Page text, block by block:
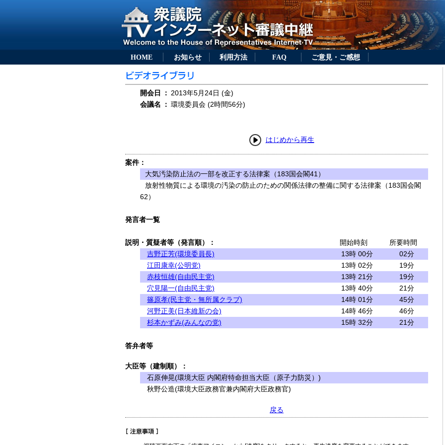
HOME お知らせ 利用方法 FAQ ご意見・ご感想
開会日 ： 2013年5月24日 (金)
会議名
： 環境委員会 (2時間56分)
はじめから再生
案件：
大気汚染防止法の一部を改正する法律案（183国会閣41）
放射性物質による環境の汚染の防止のための関係法律の整備に関する法律案（183国会閣
62）
発言者一覧
説明・質疑者等（発言順）： 開始時刻
所要時間
吉野正芳(環境委員長)
13時 00分
02分
江田康幸(公明党)
13時 02分
19分
赤枝恒雄(自由民主党)
13時 21分
19分
穴見陽一(自由民主党)
13時 40分
21分
篠原孝(民主党・無所属クラブ)
14時 01分
45分
河野正美(日本維新の会)
14時 46分
46分
杉本かずみ(みんなの党)
15時 32分 21分
答弁者等
大臣等（建制順）：
石原伸晃(環境大臣 内閣府特命担当大臣（原子力防災）)
秋野公造(環境大臣政務官兼内閣府大臣政務官)
戻る